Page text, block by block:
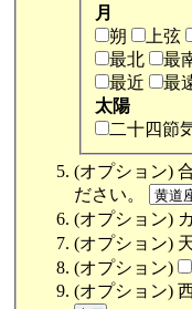
月
朔
上弦
最北
最
最近
最
太陽
二十四節
(オプション)
ださい。
(オプション)
(オプション)
(オプション)
(オプション)